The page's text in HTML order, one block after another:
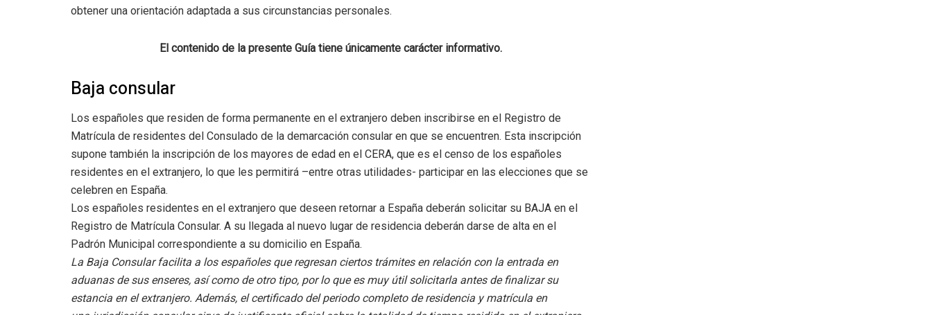
obtener una orientación adaptada a sus circunstancias personales.
El contenido de la presente Guía tiene únicamente carácter informativo.
Baja consular
Los españoles que residen de forma permanente en el extranjero deben inscribirse en el Registro de
Matrícula de residentes del Consulado de la demarcación consular en que se encuentren. Esta inscripción
supone también la inscripción de los mayores de edad en el CERA, que es el censo de los españoles
residentes en el extranjero, lo que les permitirá –entre otras utilidades- participar en las elecciones que se
celebren en España.
Los españoles residentes en el extranjero que deseen retornar a España deberán solicitar su BAJA en el
Registro de Matrícula Consular. A su llegada al nuevo lugar de residencia deberán darse de alta en el
Padrón Municipal correspondiente a su domicilio en España.
La Baja Consular facilita a los españoles que regresan ciertos trámites en relación con la entrada en
aduanas de sus enseres, así como de otro tipo, por lo que es muy útil solicitarla antes de finalizar su
estancia en el extranjero. Además, el certificado del periodo completo de residencia y matrícula en